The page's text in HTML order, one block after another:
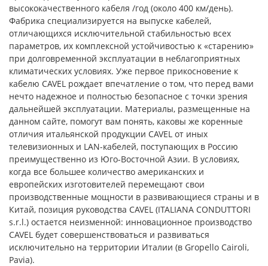
высококачественного кабеля /год (около 400 км/день).
Фабрика специализируется на выпуске кабелей,
отличающихся исключительной стабильностью всех
параметров, их комплексной устойчивостью к «старению»
при долговременной эксплуатации в неблагоприятных
климатических условиях. Уже первое прикосновение к
кабелю CAVEL рождает впечатление о том, что перед вами
нечто надежное и полностью безопасное с точки зрения
дальнейшей эксплуатации. Материалы, размещенные на
данном сайте, помогут вам понять, каковы же коренные
отличия итальянской продукции CAVEL от иных
телевизионных и LAN-кабелей, поступающих в Россию
преимущественно из Юго-Восточной Азии. В условиях,
когда все большее количество американских и
европейских изготовителей перемещают свои
производственные мощности в развивающиеся страны и в
Китай, позиция руководства CAVEL (ITALIANA CONDUTTORI
s.r.l.) остается неизменной: инновационное производство
CAVEL будет совершенствоваться и развиваться
исключительно на территории Италии (в Gropello Cairoli,
Pavia).